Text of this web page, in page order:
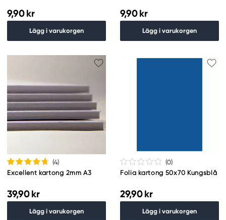
9,90 kr
Lägg i varukorgen
9,90 kr
Lägg i varukorgen
(4)
Excellent kartong 2mm A3
39,90 kr
Lägg i varukorgen
(0)
Folia kartong 50x70 Kungsblå
29,90 kr
Lägg i varukorgen